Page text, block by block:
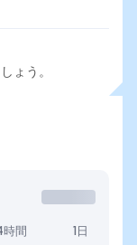
ょう。
時間 1日